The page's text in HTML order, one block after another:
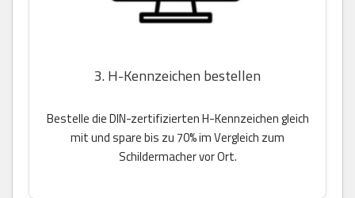
3. H-Kennzeichen bestellen
Bestelle die DIN-zertifizierten H-Kennzeichen gleich
mit und spare bis zu 70% im Vergleich zum
Schildermacher vor Ort.